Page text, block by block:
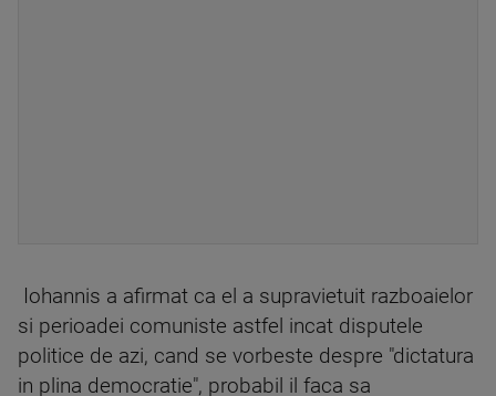
Iohannis a afirmat ca el a supravietuit razboaielor
si perioadei comuniste astfel incat disputele
politice de azi, cand se vorbeste despre "dictatura
in plina democratie", probabil il faca sa